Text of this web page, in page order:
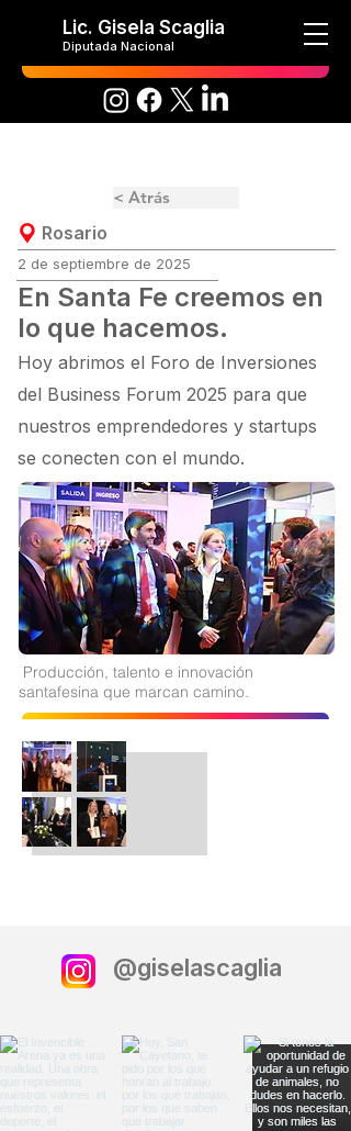
Lic. Gisela Scaglia
Diputada Nacional
< Atrás
Rosario
2 de septiembre de 2025
En Santa Fe creemos en
lo que hacemos.
Hoy abrimos el Foro de Inversiones
del Business Forum 2025 para que
nuestros emprendedores y startups
se conecten con el mundo.
Producción, talento e innovación
santafesina que marcan camino.
@giselascaglia